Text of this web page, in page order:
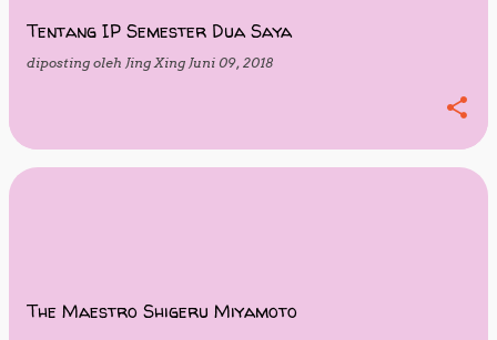
Tentang IP Semester Dua Saya
diposting oleh Jing Xing Juni 09, 2018
The Maestro Shigeru Miyamoto